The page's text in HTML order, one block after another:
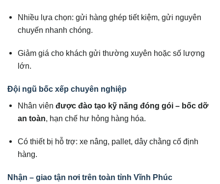
Nhiều lựa chọn: gửi hàng ghép tiết kiệm, gửi nguyên
chuyến nhanh chóng.
Giảm giá cho khách gửi thường xuyên hoặc số lượng
lớn.
Đội ngũ bốc xếp chuyên nghiệp
Nhân viênđược đào tạo kỹ năng đóng gói – bốc dỡ
an toàn, hạn chế hư hỏng hàng hóa.
Có thiết bị hỗ trợ: xe nâng, pallet, dây chằng cố định
hàng.
Nhận – giao tận nơi trên toàn tỉnh Vĩnh Phúc